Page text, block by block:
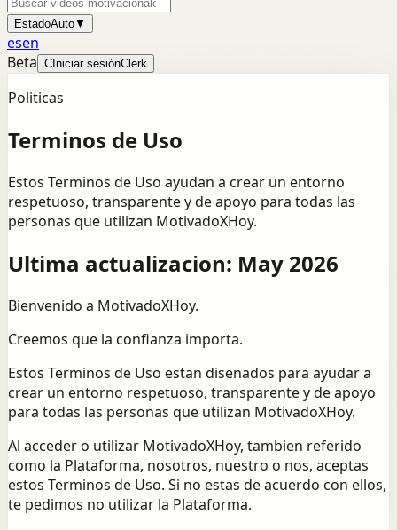
EstadoAuto▼
esen
Beta C Iniciar sesiónClerk
Politicas
Terminos de Uso
Estos Terminos de Uso ayudan a crear un entorno
respetuoso, transparente y de apoyo para todas las
personas que utilizan MotivadoXHoy.
Ultima actualizacion: May 2026
Bienvenido a MotivadoXHoy.
Creemos que la confianza importa.
Estos Terminos de Uso estan disenados para ayudar a
crear un entorno respetuoso, transparente y de apoyo
para todas las personas que utilizan MotivadoXHoy.
Al acceder o utilizar MotivadoXHoy, tambien referido
como la Plataforma, nosotros, nuestro o nos, aceptas
estos Terminos de Uso. Si no estas de acuerdo con ellos,
te pedimos no utilizar la Plataforma.